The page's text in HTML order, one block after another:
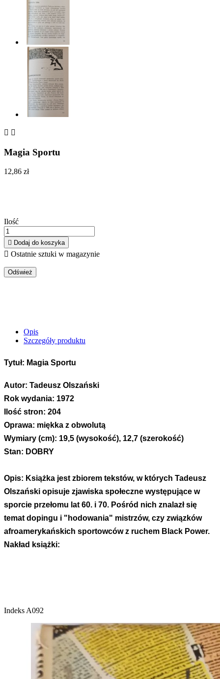
 
Magia Sportu
12,86 zł
Ilość
 Dodaj do koszyka
 Ostatnie sztuki w magazynie
Opis
Szczegóły produktu
Tytuł: Magia Sportu
Autor: Tadeusz Olszański
Rok wydania: 1972
Ilość stron: 204
Oprawa: miękka z obwolutą
Wymiary (cm): 19,5 (wysokość), 12,7 (szerokość)
Stan: DOBRY
Opis: Książka jest zbiorem tekstów, w których Tadeusz
Olszański opisuje zjawiska społeczne występujące w
sporcie przełomu lat 60. i 70. Pośród nich znalazł się
temat dopingu i "hodowania" mistrzów, czy związków
afroamerykańskich sportowców z ruchem Black Power.
Nakład książki:
Indeks A092